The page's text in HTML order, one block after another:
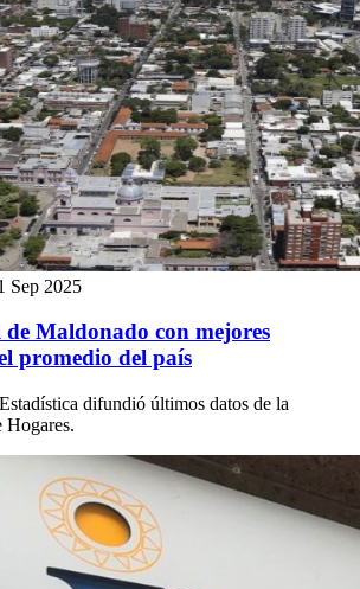
Sep 2025
Maldonado con mejores
promedio del país
difundió últimos datos de la
Hogares.